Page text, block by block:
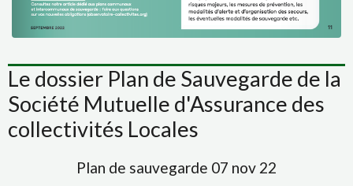
Le dossier Plan de Sauvegarde de la
Société Mutuelle d'Assurance des
collectivités Locales
Plan de sauvegarde 07 nov 22